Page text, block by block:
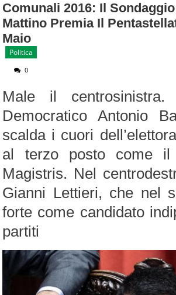
Comunali 2016: Il
Mattino Premia Il
Maio
Politica
0
Male il
Democratico Antonio
scalda i cuori
al terzo posto come il
Magistris. Nel
Gianni Lettieri, che nel
forte come candidato
partiti